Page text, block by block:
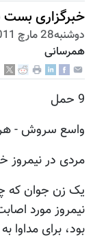
خبرگزاری بست
دوشنبه28 مارچ 2011
همرسانی
9 حمل
واسع سروش -
مردی در نیمروز
یک زن جوان که
نیمروز مورد
بود، برای